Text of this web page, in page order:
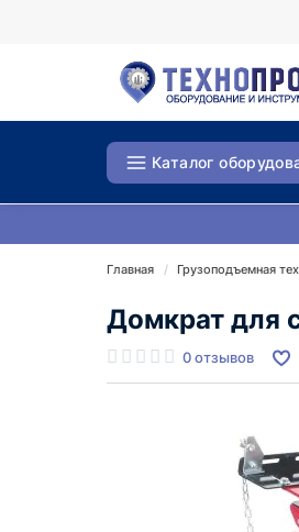
Каталог
Главная Грузоподъемная
Домкрат для
0 отзывов